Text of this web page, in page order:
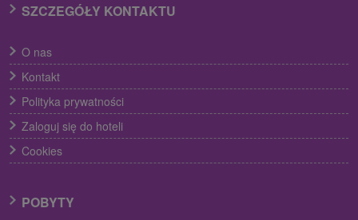
SZCZEGÓŁY KONTAKTU
O nas
Kontakt
Polityka prywatności
Zaloguj się do hoteli
Cookies
POBYTY